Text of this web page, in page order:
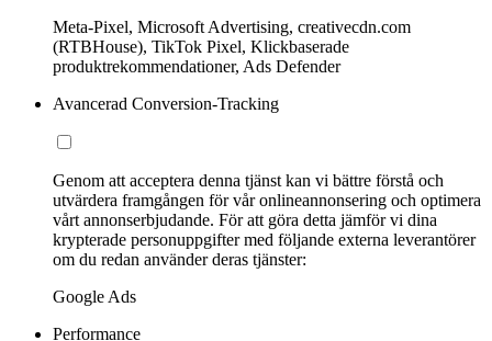
Meta-Pixel, Microsoft Advertising, creativecdn.com
(RTBHouse), TikTok Pixel, Klickbaserade
produktrekommendationer, Ads Defender
Avancerad Conversion-Tracking
Genom att acceptera denna tjänst kan vi bättre förstå och
utvärdera framgången för vår onlineannonsering och optimera
vårt annonserbjudande. För att göra detta jämför vi dina
krypterade personuppgifter med följande externa leverantörer
om du redan använder deras tjänster:
Google Ads
Performance